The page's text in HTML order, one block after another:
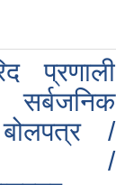
प्रणाली
/
/